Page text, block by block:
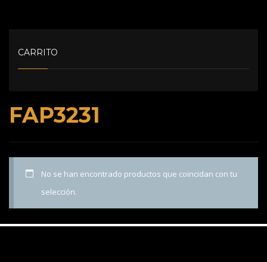
FAP3231
No se han encontrado productos que coincidan con tu
selección.
CARRITO